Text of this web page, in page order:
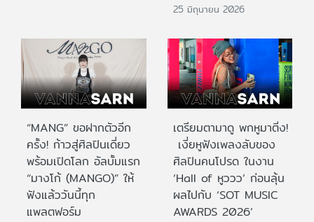
25 มิถุนายน 2026
“MANG” ขอฝากตัวอีก
ครั้ง! ก้าวสู่ศิลปินเดี่ยว
พร้อมเปิดโลก อัลบั้มแรก
“มางโก้ (MANGO)” ให้
ฟังแล้ววันนี้ทุก
แพลตฟอร์ม
เตรียมตามาดู พกหูมาติ่ง!
เงี่ยหูฟังเพลงลับของ
ศิลปินคนโปรด ในงาน
‘Hall of หูววว’ ก่อนลุ้น
ผลไปกับ ‘SOT MUSIC
AWARDS 2026’